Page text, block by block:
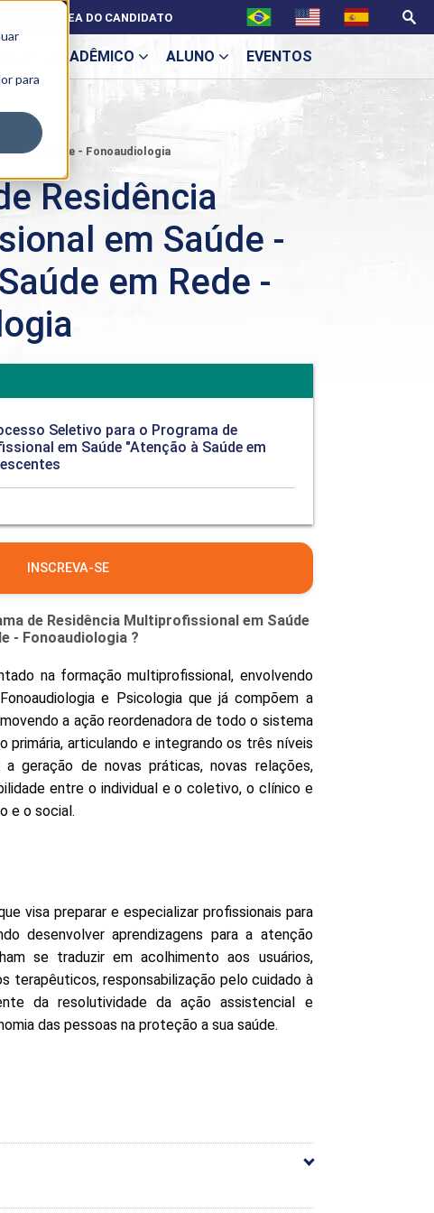
para
ACADÊMICO
MPHU
Unitecne
NIT
PROED
ALUNO EVENTOS
ÁREA DO CANDIDATO
em Rede - Fonoaudiologia
Residência
em Saúde -
em Rede -
Seletivo para o Programa de
em Saúde "Atenção à Saúde em
INSCREVA-SE
de Residência Multiprofissional em Saúde
- Fonoaudiologia ?
na formação multiprofissional, envolvendo
e Psicologia que já compõem a
a ação reordenadora de todo o sistema
primária, articulando e integrando os três níveis
a geração de novas práticas, novas relações,
entre o individual e o coletivo, o clínico e
e o social.
visa preparar e especializar profissionais para
desenvolver aprendizagens para a atenção
se traduzir em acolhimento aos usuários,
terapêuticos, responsabilização pelo cuidado à
da resolutividade da ação assistencial e
das pessoas na proteção a sua saúde.